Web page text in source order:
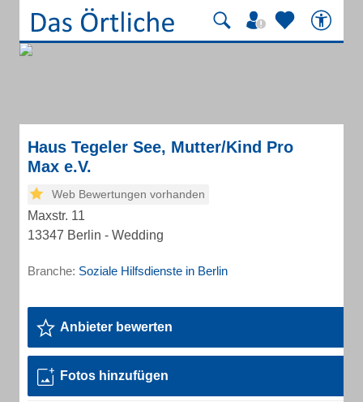
Haus Tegeler See, Mutter/Kind Pro
Max e.V.
Web Bewertungen vorhanden
Maxstr. 11
13347 Berlin - Wedding
Branche: Soziale Hilfsdienste in Berlin
Anbieter bewerten
Fotos hinzufügen